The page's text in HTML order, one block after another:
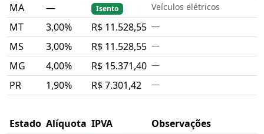
MA — Isento Veículos elétricos
MT 3,00% R$ 11.528,55 —
MS 3,00% R$ 11.528,55 —
MG 4,00% R$ 15.371,40 —
PR 1,90% R$ 7.301,42 —
Estado Alíquota IPVA
Observações